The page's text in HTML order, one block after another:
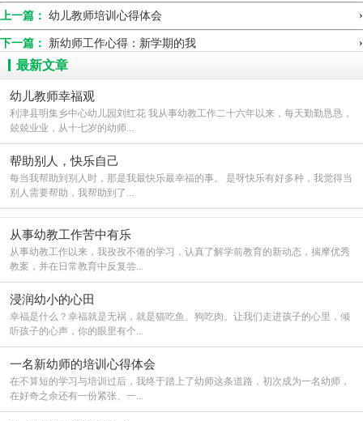
在让他们感受爱时，他们也回赠给我最真诚的爱。记得那
次我感冒了，很严重。我嘶哑着嗓子给小朋友上课，那天
恰巧我穿上件新衣。刚走进教室，孩子们就围了上来大呼
小叫的说：“老师好！”我刚张开嘴让他们安静下来，突然
有个声音大声的说：“不要吵了！老师的嗓子哑了！”顿时
整个教室都安静了下来，孩子们都在自己的座位上安静的
看着我，当我张开嘴跟着我念儿歌时，又有小朋友提议“老
师我们今天学习唱歌吧！我们能自己跟着电视机唱，那样
你的嗓子会好的快些，妈妈说嗓子哑了要少说话！”听了孩
子们懂事的话语，我感动的流泪了。我爱那些可爱的孩子
们，我要把自己无私的爱种在每一个孩子们的心中。
上一篇： 幼儿教师培训心得体会 ›
下一篇： 新幼师工作心得：新学期的我 ›
最新文章
幼儿教师幸福观
利津县明集乡中心幼儿园刘红花 我从事幼教工作二十六年以来，每天勤勤恳恳，
兢兢业业，从十七岁的幼师...
帮助别人，快乐自己
每当我帮助到别人时，那是我最快乐最幸福的事。 是呀快乐有好多种，我觉得当
别人需要帮助，我帮助到了...
从事幼教工作苦中有乐
从事幼教工作以来，我孜孜不倦的学习，认真了解学前教育的新动态，揣摩优秀
教案，并在日常教育中反复尝...
浸润幼小的心田
幸福是什么？幸福就是无祸，就是猫吃鱼、狗吃肉。让我们走进孩子的心里，倾
听孩子的心声，你的眼里有个...
一名新幼师的培训心得体会
在不算短的学习与培训过后，我终于踏上了幼师这条道路，初次成为一名幼师，
在好奇之余还有一份紧张、一...